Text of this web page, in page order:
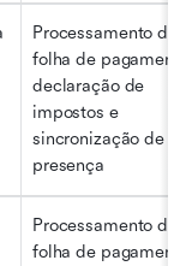
Processamento de
folha de
declaração de
impostos e
sincronização de
presença
Processamento de
folha de